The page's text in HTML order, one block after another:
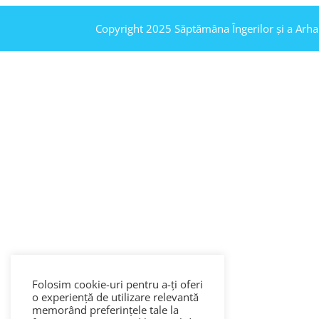
Copyright 2025 Săptămâna Îngerilor și a
Folosim cookie-uri pentru a-ți oferi
o experiență de utilizare relevantă
memorând preferințele tale la